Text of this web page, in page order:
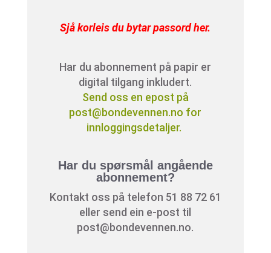
Sjå korleis du bytar passord her.
Har du abonnement på papir er
digital tilgang inkludert.
Send oss en epost på
post@bondevennen.no for
innloggingsdetaljer.
Har du spørsmål angående
abonnement?
Kontakt oss på telefon 51 88 72 61
eller send ein e-post til
post@bondevennen.no.